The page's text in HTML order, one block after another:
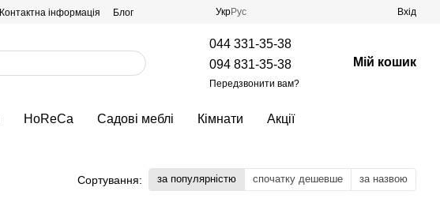
Контактна інформація Блог УкрРус Вхід
044 331-35-38
094 831-35-38
Передзвонити вам?
Мій кошик
HoReCa Садові меблі Кімнати Акції
Сортування: за популярністю спочатку дешевше за назвою